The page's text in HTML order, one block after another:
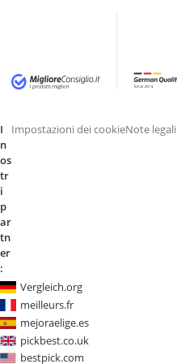
I
n
os
tr
i
p
ar
tn
er
:
Vergleich.org
meilleurs.fr
mejoraelige.es
pickbest.co.uk
bestpick.com
Impostazioni dei cookieNote legali